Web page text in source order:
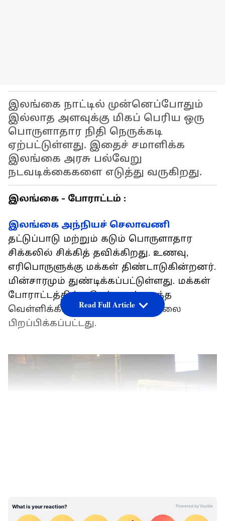
இலங்கை நாட்டில் முன்னெப்போதும்
இல்லாத அளவுக்கு மிகப் பெரிய ஒரு
பொருளாதார நிதி நெருக்கடி
ஏற்பட்டுள்ளது. இதைச் சமாளிக்க
இலங்கை அரசு பல்வேறு
நடவடிக்கைகளை எடுத்து வருகிறது.
இலங்கை - போராட்டம் :
இலங்கை அந்நியச் செலாவணி
தட்டுப்பாடு மற்றும் கடும் பொருளாதார
சிக்கலில் சிக்கித் தவிக்கிறது. உணவு,
எரிபொருளுக்கு மக்கள் திண்டாடுகின்றனர்.
மின்சாரமும் துண்டிக்கப்பட்டுள்ளது. மக்கள்
போராட்டத்தில் ஈடுபட்டதால் கடந்த
வெள்ளிக்கிழமை இரவு அவசரநிலை
பிறப்பிக்கப்பட்டது.
Read Full Article